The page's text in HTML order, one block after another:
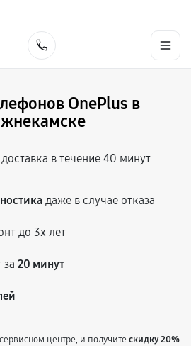
OnePlus в
в течение 40 минут
даже в случае отказа
до 3х лет
20 минут
центре, и получитескидку 20%